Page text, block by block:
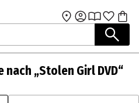
Zum Hauptinhalt
„Stolen Girl DVD“